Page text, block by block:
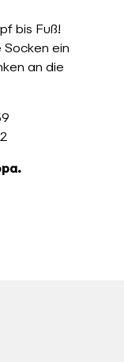
bis Fuß!
Socken ein
an die